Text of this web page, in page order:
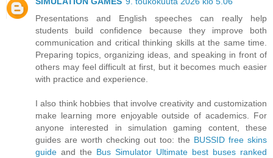
Presentations and English speeches can really help
students build confidence because they improve both
communication and critical thinking skills at the same time.
Preparing topics, organizing ideas, and speaking in front of
others may feel difficult at first, but it becomes much easier
with practice and experience.
I also think hobbies that involve creativity and customization
make learning more enjoyable outside of academics. For
anyone interested in simulation gaming content, these
guides are worth checking out too: the BUSSID free skins
guide and the Bus Simulator Ultimate best buses ranked